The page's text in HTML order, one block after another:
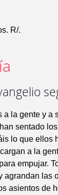
R/.
a la gente y a
sentado
lo que
a la
empujar.
agrandan las
asientos de